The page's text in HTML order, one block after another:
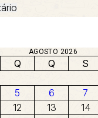
AGOSTO 2026
Q Q S
5 6 7
12 13 14